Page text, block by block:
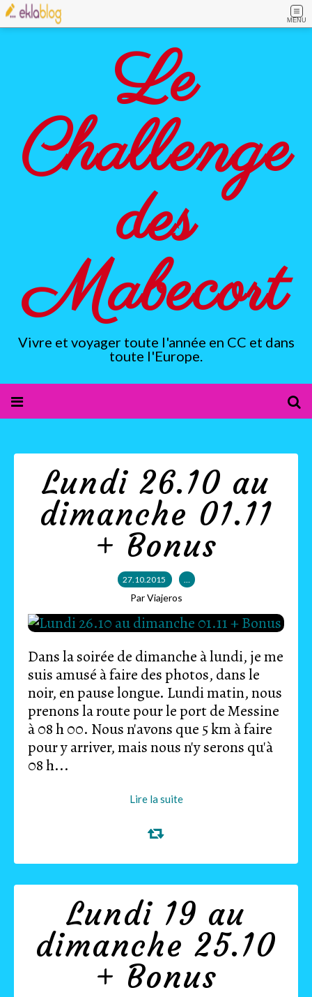
MENU
Le
Challenge
des
Mabecort
Vivre et voyager toute l'année en CC et dans
toute l'Europe.
Lundi 26.10 au
dimanche 01.11
+ Bonus
27.10.2015 …
Par Viajeros
Dans la soirée de dimanche à lundi, je me
suis amusé à faire des photos, dans le
noir, en pause longue. Lundi matin, nous
prenons la route pour le port de Messine
à 08 h 00. Nous n'avons que 5 km à faire
pour y arriver, mais nous n'y serons qu'à
08 h...
Lire la suite
Lundi 19 au
dimanche 25.10
+ Bonus